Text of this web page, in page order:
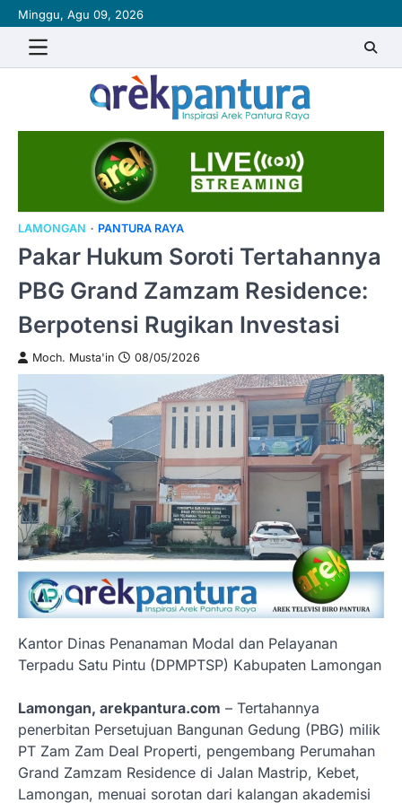
Skip
to
content
Minggu, Agu 09, 2026
LAMONGAN PANTURA RAYA
Pakar Hukum Soroti Tertahannya
PBG Grand Zamzam Residence:
Berpotensi Rugikan Investasi
Moch. Musta'in 08/05/2026
Kantor Dinas Penanaman Modal dan Pelayanan
Terpadu Satu Pintu (DPMPTSP) Kabupaten Lamongan
Lamongan, arekpantura.com – Tertahannya
penerbitan Persetujuan Bangunan Gedung (PBG) milik
PT Zam Zam Deal Properti, pengembang Perumahan
Grand Zamzam Residence di Jalan Mastrip, Kebet,
Lamongan, menuai sorotan dari kalangan akademisi